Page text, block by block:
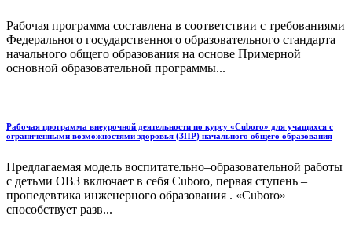
Рабочая программа составлена в соответствии с требованиями
Федерального государственного образовательного стандарта
начального общего образования на основе Примерной
основной образовательной программы...
Рабочая программа внеурочной деятельности по курсу «Cuboro» для учащихся с
ограниченными возможностями здоровья (ЗПР) начального общего образования
Предлагаемая модель воспитательно–образовательной работы
с детьми ОВЗ включает в себя Cuboro, первая ступень –
пропедевтика инженерного образования . «Cuboro»
способствует разв...